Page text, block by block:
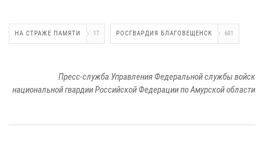
НА СТРАЖЕ ПАМЯТИ 17 РОСГВАРДИЯ БЛАГОВЕЩЕНСК 691
Пресс-служба Управления Федеральной службы войск
национальной гвардии Российской Федерации по Амурской области